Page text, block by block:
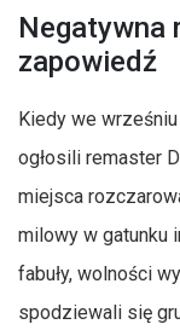
Negatywna
zapowiedź
Kiedy we
ogłosili remaster
miejsca
milowy w gatunku
fabuły, wolności
spodziewali się